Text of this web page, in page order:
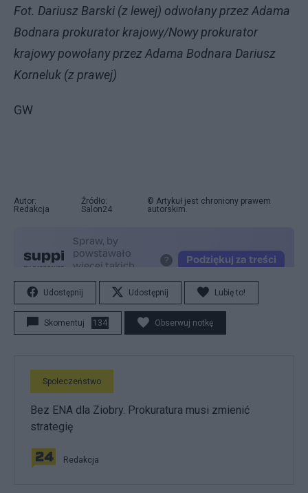
Fot. Dariusz Barski (z lewej) odwołany przez Adama
Bodnara prokurator krajowy/Nowy prokurator
krajowy powołany przez Adama Bodnara Dariusz
Korneluk (z prawej)
GW
Autor:
Redakcja
Źródło:
Salon24
© Artykuł jest chroniony prawem
autorskim.
Udostępnij Udostępnij Lubię to!
Skomentuj 134 Obserwuj notkę
Społeczeństwo
Bez ENA dla Ziobry. Prokuratura musi zmienić
strategię
Redakcja